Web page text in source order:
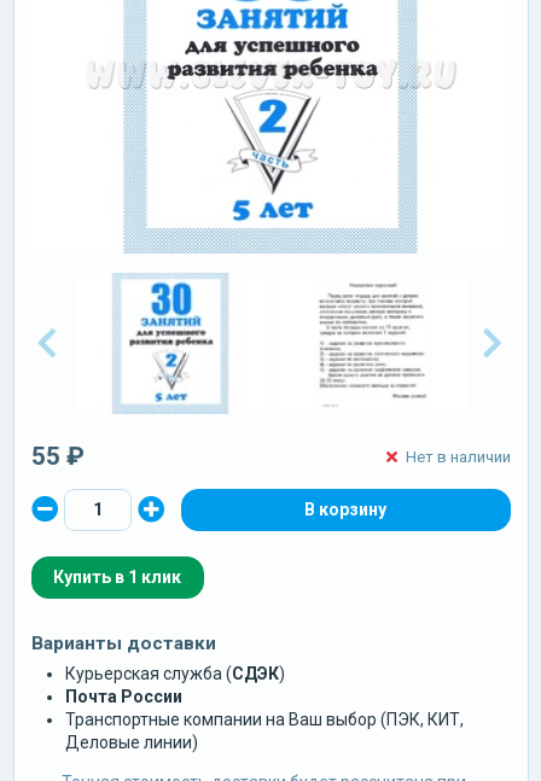
55 ₽ Нет в наличии
Купить в 1 клик
Варианты доставки
Курьерская служба (СДЭК)
Почта России
Транспортные компании на Ваш выбор (ПЭК, КИТ,
Деловые линии)